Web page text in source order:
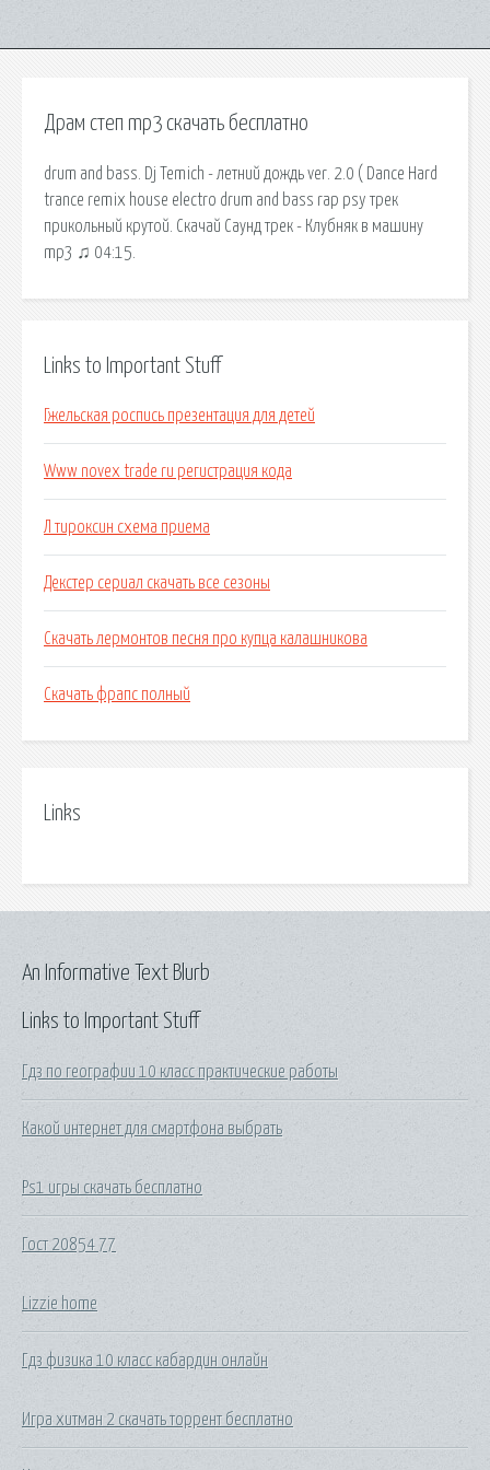
Драм степ mp3 скачать бесплатно
drum and bass. Dj Temich - летний дождь ver. 2.0 ( Dance Hard
trance remix house electro drum and bass rap psy трек
прикольный крутой. Скачай Саунд трек - Клубняк в машину
mp3 ♫ 04:15.
Links to Important Stuff
Гжельская роспись презентация для детей
Www novex trade ru регистрация кода
Л тироксин схема приема
Декстер сериал скачать все сезоны
Скачать лермонтов песня про купца калашникова
Скачать фрапс полный
Links
Links to Important Stuff
Гдз по географии 10 класс практические работы
Какой интернет для смартфона выбрать
Ps1 игры скачать бесплатно
Гост 20854 77
Lizzie home
Гдз физика 10 класс кабардин онлайн
Игра хитман 2 скачать торрент бесплатно
An Informative Text Blurb